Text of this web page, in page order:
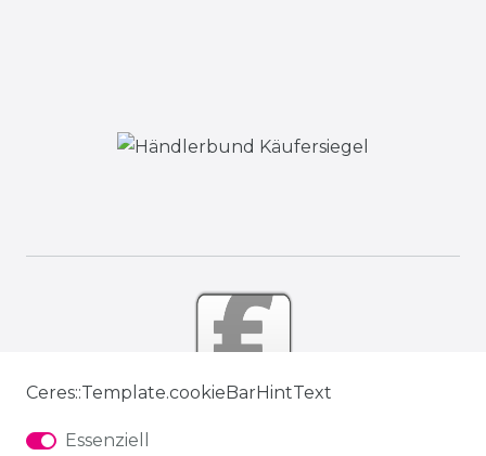
Ceres::Template.cookieBarHintText
Essenziell